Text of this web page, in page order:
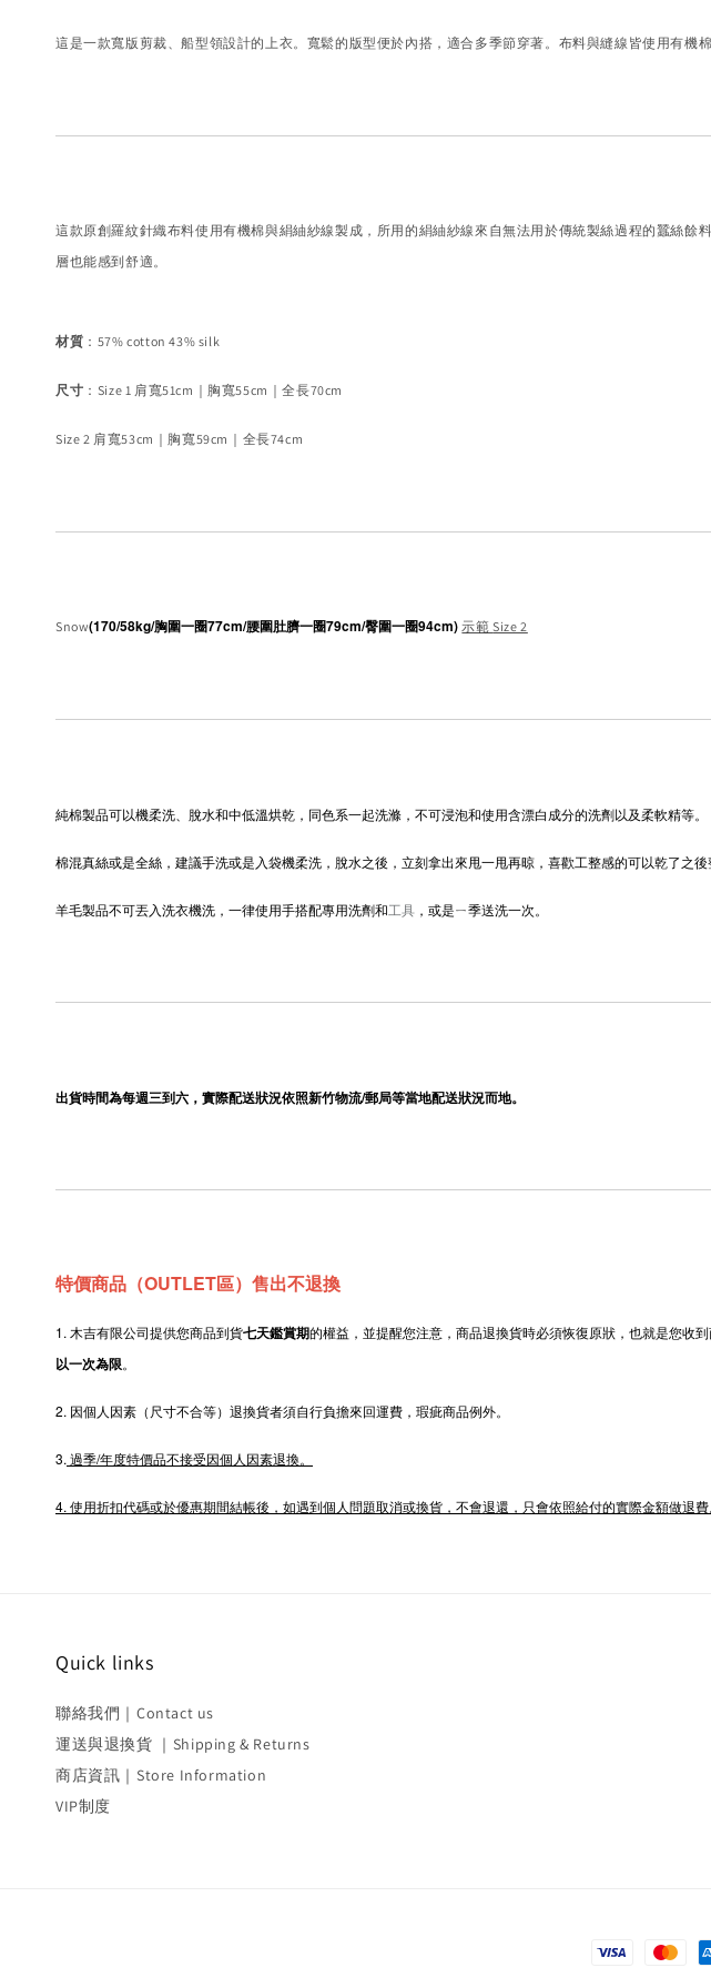
這是一款寬版剪裁、船型領設計的上衣。寬鬆的版型便於內搭，適合多季節穿著。布料與縫線皆使用有機
這款原創羅紋針織布料使用有機棉與絹紬紗線製成，所用的絹紬紗線來自無法用於傳統製絲過程的蠶絲
層也能感到舒適。
材質 ：57% cotton 43% silk
尺寸 ：Size 1 肩寬51cm｜胸寬55cm｜全長70cm
Size 2 肩寬53cm｜胸寬59cm｜全長74cm
Snow(170/58kg/胸圍一圈77cm/腰圍肚臍一圈79cm/臀圍一圈94cm) 示範Size 2
純棉製品可以機柔洗、脫水和中低溫烘乾，同色系一起洗滌，不可浸泡和使用含漂白成分的洗劑以及柔軟精等。
棉混真絲或是全絲，建議手洗或是入袋機柔洗，脫水之後，立刻拿出來甩一甩再晾，喜歡工整感的可以乾了之後
羊毛製品不可丟入洗衣機洗，一律使用手搭配專用洗劑和工具 ，或是ㄧ季送洗一次。
出貨時間為每週三到六，實際配送狀況依照新竹物流/郵局等當地配送狀況而地。
特價商品（OUTLET區）售出不退換
1. 木吉有限公司提供您商品到貨七天鑑賞期的權益，並提醒您注意，商品退換貨時必須恢復原狀，也就是您收
以一次為限。
2. 因個人因素（尺寸不合等）退換貨者須自行負擔來回運費，瑕疵商品例外。
3. 過季/年度特價品不接受因個人因素退換。
4. 使用折扣代碼或於優惠期間結帳後，如遇到個人問題取消或換貨，不會退還，只會依照給付的實際金額做退費
Quick links
聯絡我們｜Contact us
運送與退換貨 ｜Shipping & Returns
商店資訊｜Store Information
VIP制度